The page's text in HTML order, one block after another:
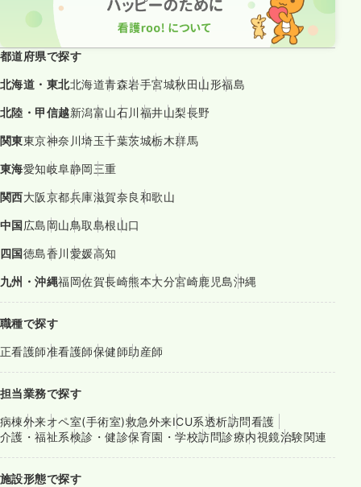
都道府県で探す
北海道・東北北海道青森岩手宮城秋田 山形福島
北陸・甲信越新潟富山石川 福井山梨長野
関東東京神奈川埼玉千葉茨城栃木群馬
東海愛知岐阜静岡三重
関西大阪京都兵庫滋賀奈良和歌山
中国 広島 岡山鳥取島根山口
四国徳島香川 愛媛高知
九州・沖縄福岡佐賀長崎熊本大分宮崎鹿児島沖縄
職種で探す
正看護師准看護師保健師助産師
担当業務で探す
病棟外来オペ室(手術室)救急外来ICU系透析訪問看護
介護・福祉系検診・健診保育園・学校訪問診療内視鏡治験関連
施設形態で探す